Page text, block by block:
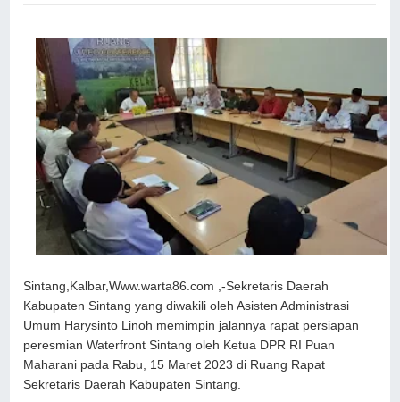
Sintang,Kalbar,Www.warta86.com ,-Sekretaris Daerah
Kabupaten Sintang yang diwakili oleh Asisten Administrasi
Umum Harysinto Linoh memimpin jalannya rapat persiapan
peresmian Waterfront Sintang oleh Ketua DPR RI Puan
Maharani pada Rabu, 15 Maret 2023 di Ruang Rapat
Sekretaris Daerah Kabupaten Sintang.